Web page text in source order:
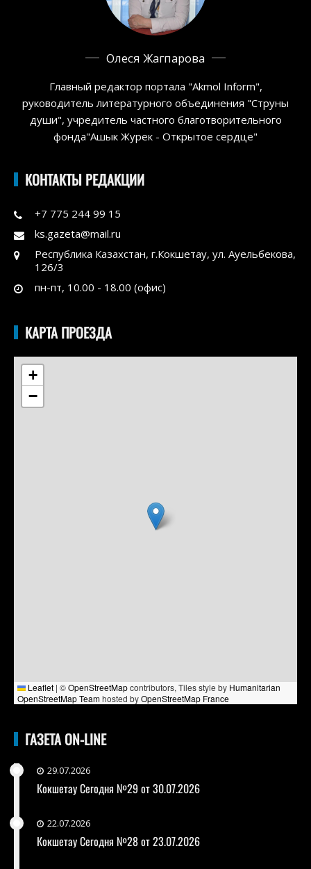
Олеся Жагпарова
Главный редактор портала "Akmol Inform",
руководитель литературного объединения "Струны
души", учредитель частного благотворительного
фонда"Ашык Журек - Открытое сердце"
КОНТАКТЫ РЕДАКЦИИ
+7 775 244 99 15
ks.gazeta@mail.ru
Республика Казахстан, г.Кокшетау, ул. Ауельбекова,
126/3
пн-пт, 10.00 - 18.00 (офис)
КАРТА ПРОЕЗДА
+
−
Leaflet | ©OpenStreetMapcontributors, Tiles style by Humanitarian
OpenStreetMap Teamhosted byOpenStreetMap France
ГАЗЕТА ON-LINE
29.07.2026
Кокшетау Сегодня №29 от 30.07.2026
22.07.2026
Кокшетау Сегодня №28 от 23.07.2026